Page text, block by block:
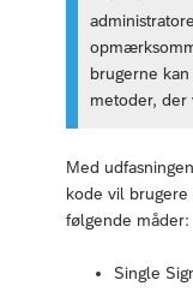
brugerne
metoder, der
Med
kode vil brugere
følgende måder:
Single